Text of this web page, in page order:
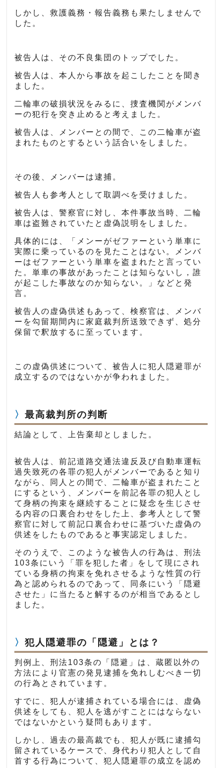
しかし、救護義務・報告義務も果たしませんで
した。
被告人は、その不良集団のトップでした。
被告人は、本人から事故を起こしたことを聞き
ました。
二輪車の破損状況をみるに、捜査機関がメンバ
ーの犯行を突き止めると考えました。
被告人は、メンバーとの間で、この二輪車が盗
まれたものとするという話合いをしました。
その後、メンバーは逮捕。
被告人も参考人として取調べを受けました。
被告人は、警察官に対し、本件事故当時、二輪
車は盗難されていたと虚偽説明をしました。
具体的には、「メンーがゼファーという単車に
実際に乗っているのを見たことはない。メンバ
ーはゼファーという単車を盗まれたと言ってい
た。単車の事故があったことは知らないし，誰
が起こした事故なのか知らない。」などと発
言。
被告人の虚偽供述もあって、検察官は、メンバ
ーを勾留期間内に家庭裁判所送致できず、処分
保留で釈放するに至っています。
この虚偽供述について、被告人に犯人隠避罪が
成立するのではないかが争われました。
最高裁判所の判断
結論として、上告棄却としました。
被告人は、前記道路交通法違反及び自動車運転
過失致死の各罪の犯人がメンバーであると知り
ながら、同人との間で、二輪車が盗まれたこと
にするという、メンバーを前記各罪の犯人とし
て身柄の拘束を継続することに疑念を生じさせ
る内容の口裏合わせをした上、参考人として警
察官に対して前記口裏合わせに基づいた虚偽の
供述をしたものであると事実認定しました。
そのうえで、このような被告人の行為は、刑法
103条にいう「罪を犯した者」をして現にされ
ている身柄の拘束を免れさせるような性質の行
為と認められるのであって、同条にいう「隠避
させた」に当たると解するのが相当であるとし
ました。
犯人隠避罪の「隠避」とは？
判例上、刑法103条の「隠避」は、蔵匿以外の
方法により官憲の発見逮捕を免れしむべき一切
の行為とされています。
すでに、犯人が逮捕されている場合には、虚偽
供述をしても、犯人を逃がすことにはならない
ではないかという疑問もあります。
しかし、過去の最高裁でも、犯人が既に逮捕勾
留されているケースで、身代わり犯人として自
首する行為について、犯人隠避罪の成立を認め